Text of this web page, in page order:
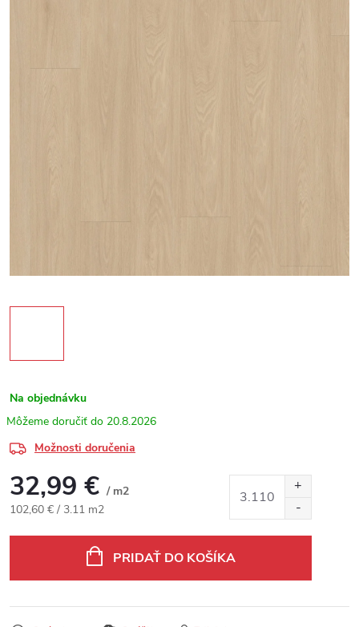
Na objednávku
20.8.2026
Možnosti doručenia
32,99 € / m2
Jednotková cena:
102,60 € / 3.11 m2
PRIDAŤ DO KOŠÍKA